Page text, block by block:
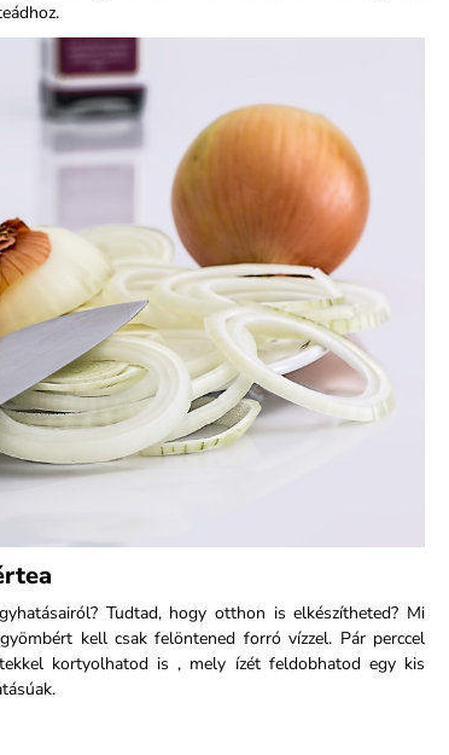
Tudtad, hogy otthon is elkészítheted? Mi
kell csak felöntened forró vízzel. Pár perccel
kortyolhatod is , mely ízét feldobhatod egy kis